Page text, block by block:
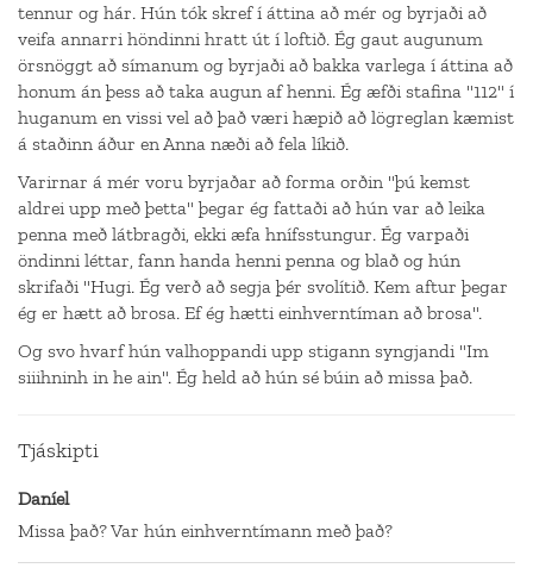
tennur og hár. Hún tók skref í áttina að mér og byrjaði að
veifa annarri höndinni hratt út í loftið. Ég gaut augunum
örsnöggt að símanum og byrjaði að bakka varlega í áttina að
honum án þess að taka augun af henni. Ég æfði stafina "112" í
huganum en vissi vel að það væri hæpið að lögreglan kæmist
á staðinn áður en Anna næði að fela líkið.
Varirnar á mér voru byrjaðar að forma orðin "þú kemst
aldrei upp með þetta" þegar ég fattaði að hún var að leika
penna með látbragði, ekki æfa hnífsstungur. Ég varpaði
öndinni léttar, fann handa henni penna og blað og hún
skrifaði "Hugi. Ég verð að segja þér svolítið. Kem aftur þegar
ég er hætt að brosa. Ef ég hætti einhverntíman að brosa".
Og svo hvarf hún valhoppandi upp stigann syngjandi "Im
siiihninh in he ain". Ég held að hún sé búin að missa það.
Tjáskipti
Daníel
Missa það? Var hún einhverntímann með það?